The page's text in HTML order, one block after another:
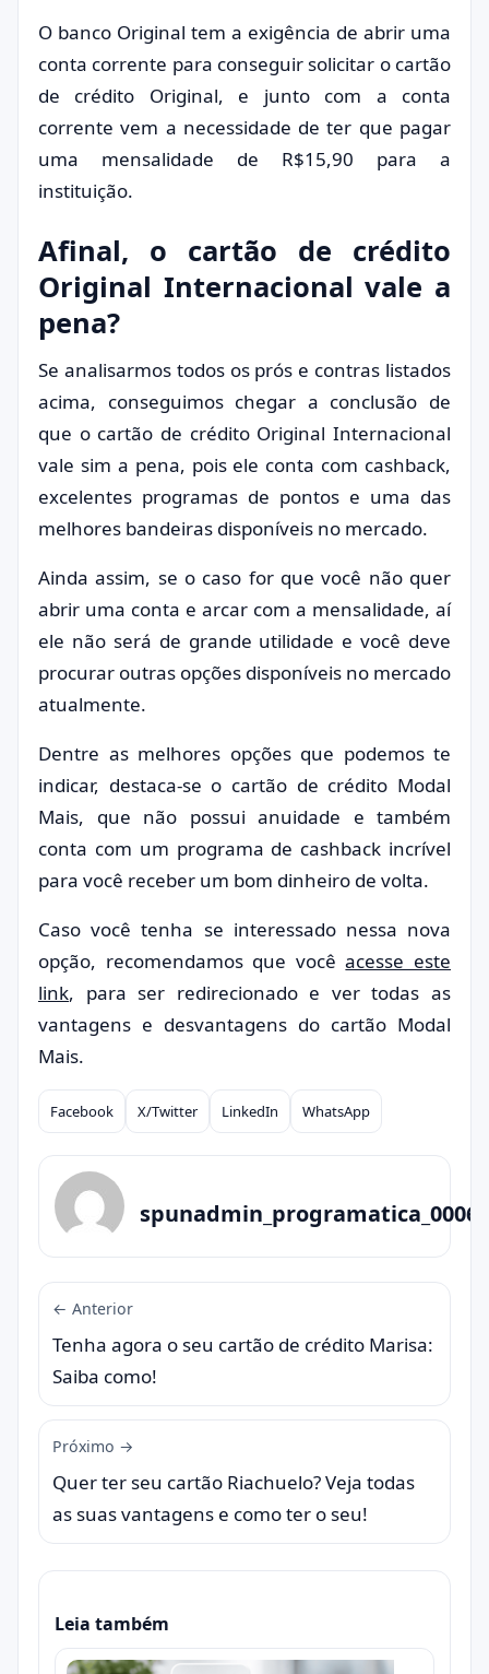
O banco Original tem a exigência de abrir uma
conta corrente para conseguir solicitar o cartão
de crédito Original, e junto com a conta
corrente vem a necessidade de ter que pagar
uma mensalidade de R$15,90 para a
instituição.
Afinal, o cartão de crédito
Original Internacional vale a
pena?
Se analisarmos todos os prós e contras listados
acima, conseguimos chegar a conclusão de
que o cartão de crédito Original Internacional
vale sim a pena, pois ele conta com cashback,
excelentes programas de pontos e uma das
melhores bandeiras disponíveis no mercado.
Ainda assim, se o caso for que você não quer
abrir uma conta e arcar com a mensalidade, aí
ele não será de grande utilidade e você deve
procurar outras opções disponíveis no mercado
atualmente.
Dentre as melhores opções que podemos te
indicar, destaca-se o cartão de crédito Modal
Mais, que não possui anuidade e também
conta com um programa de cashback incrível
para você receber um bom dinheiro de volta.
Caso você tenha se interessado nessa nova
opção, recomendamos que vocêacesse este
link, para ser redirecionado e ver todas as
vantagens e desvantagens do cartão Modal
Mais.
Compartilhar
Facebook X/Twitter LinkedIn WhatsApp
spunadmin_programatica_0006
← Anterior
Tenha agora o seu cartão de crédito Marisa:
Saiba como!
Próximo →
Quer ter seu cartão Riachuelo? Veja todas
as suas vantagens e como ter o seu!
Leia também